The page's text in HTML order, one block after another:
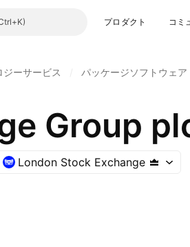
プロダクト コミ
ジーサービス パッケージソフトウェア
Group
London Stock Exchange